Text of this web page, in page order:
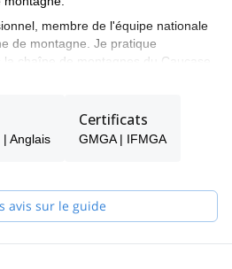
membre de l'équipe nationale
de montagne. Je pratique
la chaîne de montagnes du Caucase.
le plus souvent sont :
de Gudauri, Svaneti, Kazbegi.
si vous envisagez de venir en
pour moi de vous aider et de
Anglais
Certificats
GMGA | IFMGA
avis sur le guide